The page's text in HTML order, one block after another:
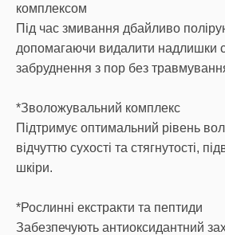
комплексом
Під час змивання дбайливо
допомагаючи видалити надлишки
забруднення з пор без
*Зволожувальний комплекс
Підтримує оптимальний рівень
відчуттю сухості та стягнутості,
шкіри.
*Рослинні екстракти та пептиди
Забезпечують антиоксидантний